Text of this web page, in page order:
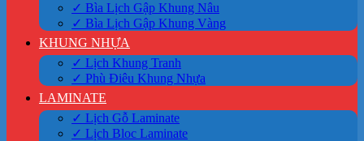
✓ Bìa Lịch Gập Khung Nâu
✓ Bìa Lịch Gập Khung Vàng
KHUNG NHỰA
✓ Lịch Khung Tranh
✓ Phù Điêu Khung Nhựa
LAMINATE
✓ Lịch Gỗ Laminate
✓ Lịch Bloc Laminate